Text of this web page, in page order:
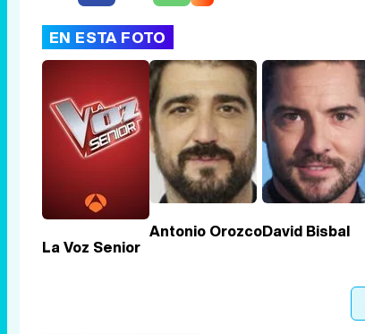
EN ESTA FOTO
La Voz Senior
Antonio OrozcoDavid Bisbal